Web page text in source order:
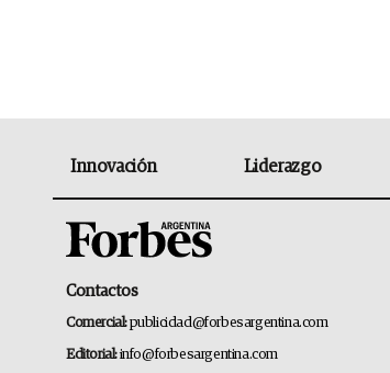
Innovación Liderazgo
Contactos
Comercial:publicidad@forbesargentina.com
Editorial:info@forbesargentina.com